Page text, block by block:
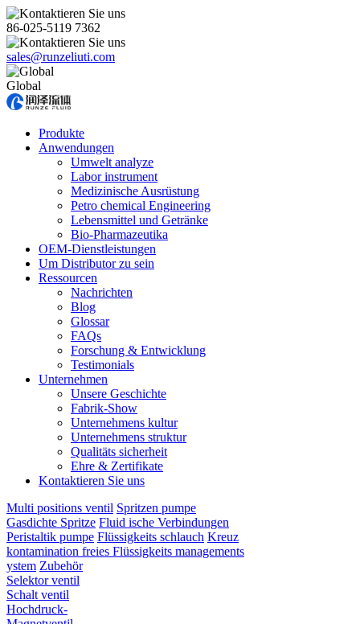
86-025-5119 7362
sales@runzeliuti.com
Global
Produkte
Anwendungen
Umwelt analyze
Labor instrument
Medizinische Ausrüstung
Petro chemical Engineering
Lebensmittel und Getränke
Bio-Pharmazeutika
OEM-Dienstleistungen
Um Distributor zu sein
Ressourcen
Nachrichten
Blog
Glossar
FAQs
Forschung & Entwicklung
Testimonials
Unternehmen
Unsere Geschichte
Fabrik-Show
Unternehmens kultur
Unternehmens struktur
Qualitäts sicherheit
Ehre & Zertifikate
Kontaktieren Sie uns
Multi positions ventil Spritzen pumpe
Gasdichte Spritze Fluid ische Verbindungen
Peristaltik pumpe Flüssigkeits schlauch Kreuz
kontamination freies Flüssigkeits managements
ystem Zubehör
Selektor ventil
Schalt ventil
Hochdruck-